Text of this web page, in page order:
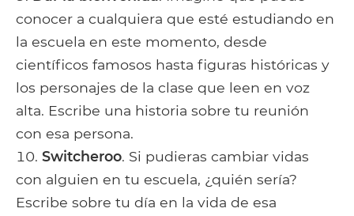
conocer a cualquiera que esté estudiando en
la escuela en este momento, desde
científicos famosos hasta figuras históricas y
los personajes de la clase que leen en voz
alta. Escribe una historia sobre tu reunión
con esa persona.
Switcheroo. Si pudieras cambiar vidas
con alguien en tu escuela, ¿quién sería?
Escribe sobre tu día en la vida de esa